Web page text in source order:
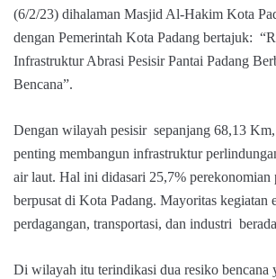
(6/2/23) dihalaman Masjid Al-Hakim Kota
dengan Pemerintah Kota Padang bertajuk:
Infrastruktur Abrasi Pesisir Pantai Padang
Bencana”.
Dengan wilayah pesisir sepanjang 68,13
penting membangun infrastruktur
air laut. Hal ini didasari 25,7% perekonomian
berpusat di Kota Padang. Mayoritas kegiatan
perdagangan, transportasi, dan industri
Di wilayah itu terindikasi dua resiko bencana